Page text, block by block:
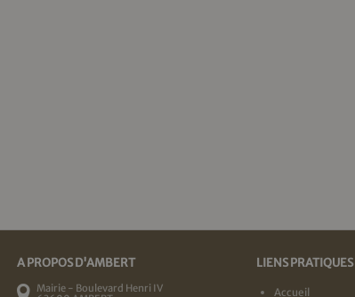
A PROPOS D'AMBERT
Mairie - Boulevard Henri IV
LIENS PRATIQUES
Accueil